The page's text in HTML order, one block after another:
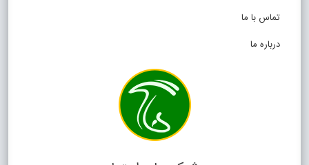
تماس با ما
درباره ما